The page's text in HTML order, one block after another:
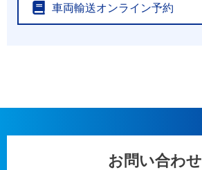
車両輸送オンライン予約
お問い合わせ